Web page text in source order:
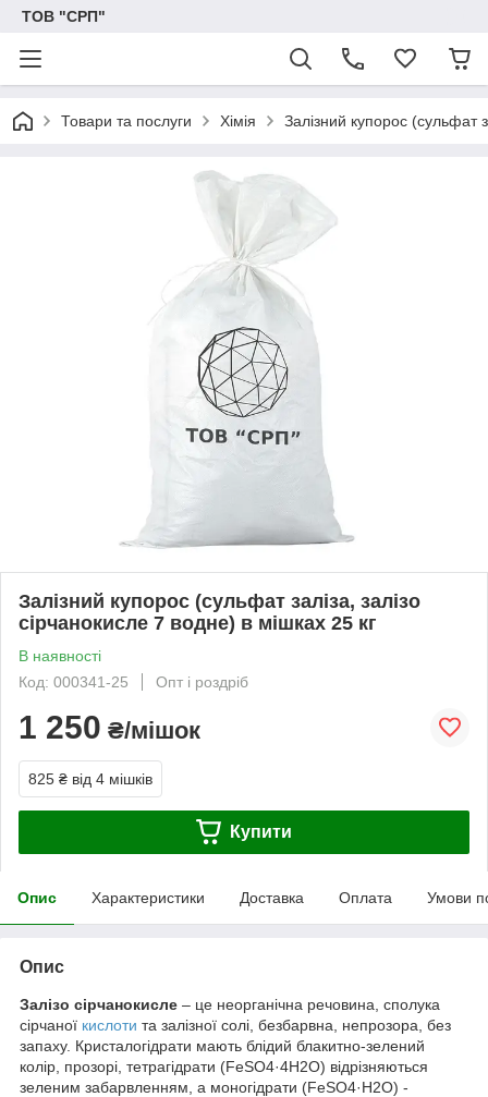
ТОВ "СРП"
Товари та послуги Хімія Залізний купорос (сульфат
Залізний купорос (сульфат заліза, залізо
сірчанокисле 7 водне) в мішках 25 кг
В наявності
Код: 000341-25
Опт і роздріб
1 250 ₴/мішок
825 ₴ від 4 мішків
Купити
Опис Характеристики Доставка Оплата Умови
Опис
Залізо сірчанокисле – це неорганічна речовина, сполука
сірчаної кислоти та залізної солі, безбарвна, непрозора, без
запаху. Кристалогідрати мають блідий блакитно-зелений
колір, прозорі, тетрагідрати (FeSO4·4Н2О) відрізняються
зеленим забарвленням, а моногідрати (FeSO4·Н2О) -